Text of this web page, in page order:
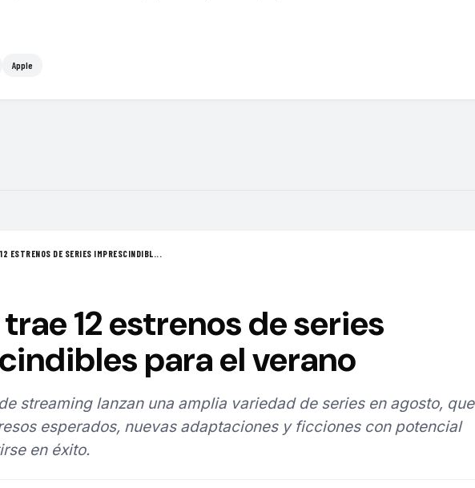
Apple
ESTRENOS DE SERIES IMPRESCINDIBL...
12 estrenos de series
para el verano
streaming lanzan una amplia variedad de series en agosto, que
esperados, nuevas adaptaciones y ficciones con potencial
en éxito.